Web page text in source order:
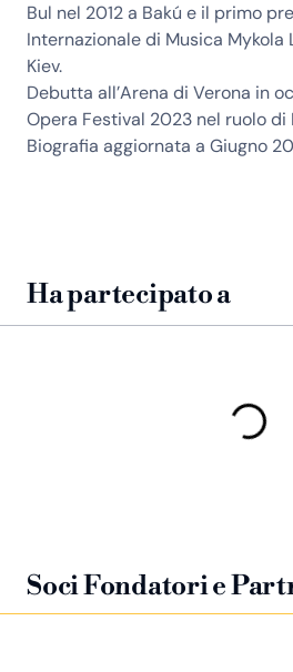
Bul nel 2012 a Bakú e il primo
Internazionale di Musica Mykola
Kiev.
Debutta all’Arena di Verona in
Opera Festival 2023 nel ruolo di
Biografia aggiornata a Giugno
Ha partecipato a
Soci Fondatori e